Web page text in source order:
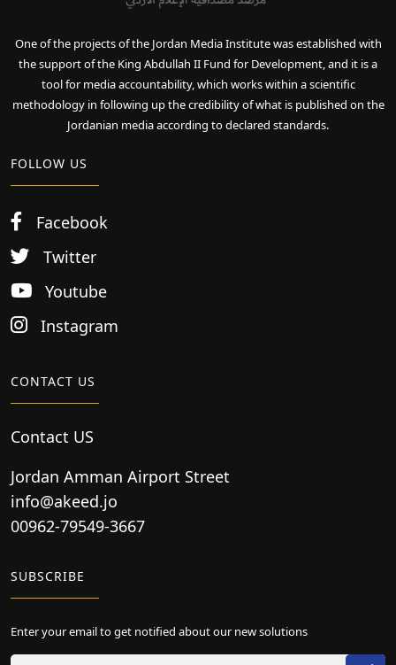
One of the projects of the Jordan Media Institute was established with
the support of the King Abdullah II Fund for Development, and it is a
tool for media accountability, which works within a scientific
methodology in following up the credibility of what is published on the
Jordanian media according to declared standards.
FOLLOW US
Facebook
Twitter
Youtube
Instagram
CONTACT US
Contact US
Jordan Amman Airport Street
info@akeed.jo
00962-79549-3667
SUBSCRIBE
Enter your email to get notified about our new solutions